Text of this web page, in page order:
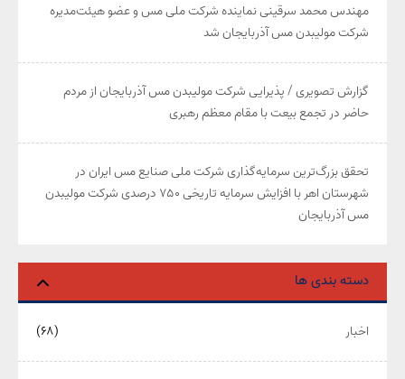
مهندس محمد سرقینی نماینده شرکت ملی مس و عضو هیئت‌مدیره
شرکت مولیبدن مس آذربایجان شد
گزارش تصویری / پذیرایی شرکت مولیبدن مس آذربایجان از مردم
حاضر در تجمع بیعت با مقام معظم رهبری
تحقق بزرگ‌ترین سرمایه‌گذاری شرکت ملی صنایع مس ایران در
شهرستان اهر با افزایش سرمایه تاریخی ۷۵۰ درصدی شرکت مولیبدن
مس آذربایجان
دسته بندی ها
اخبار (۶۸)